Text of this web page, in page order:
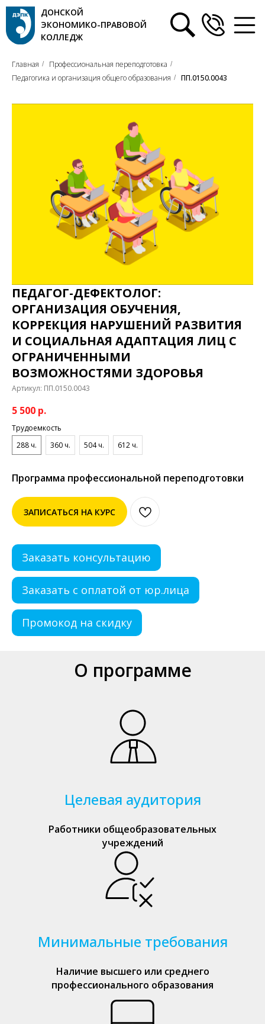
ДОНСКОЙ
ЭКОНОМИКО-ПРАВОВОЙ
КОЛЛЕДЖ
Главная / Профессиональная переподготовка /
Педагогика и организация общего образования / ПП.0150.0043
ПЕДАГОГ-ДЕФЕКТОЛОГ:
ОРГАНИЗАЦИЯ ОБУЧЕНИЯ,
КОРРЕКЦИЯ НАРУШЕНИЙ РАЗВИТИЯ
И СОЦИАЛЬНАЯ АДАПТАЦИЯ ЛИЦ С
ОГРАНИЧЕННЫМИ
ВОЗМОЖНОСТЯМИ ЗДОРОВЬЯ
Артикул: ПП.0150.0043
5 500 р.
Трудоемкость
288 ч.
360 ч. 504 ч. 612 ч.
Программа профессиональной переподготовки
ЗАПИСАТЬСЯ НА КУРС
Заказать консультацию
Заказать с оплатой от юр.лица
Промокод на скидку
О программе
Целевая аудитория
Работники общеобразовательных
учреждений
Минимальные требования
Наличие высшего или среднего
профессионального образования